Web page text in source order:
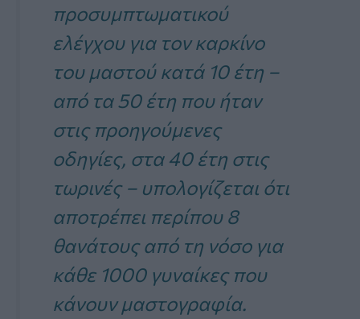
προσυμπτωματικού
ελέγχου για τον καρκίνο
του μαστού κατά 10 έτη –
από τα 50 έτη που ήταν
στις προηγούμενες
οδηγίες, στα 40 έτη στις
τωρινές – υπολογίζεται ότι
αποτρέπει περίπου 8
θανάτους από τη νόσο για
κάθε 1000 γυναίκες που
κάνουν μαστογραφία.